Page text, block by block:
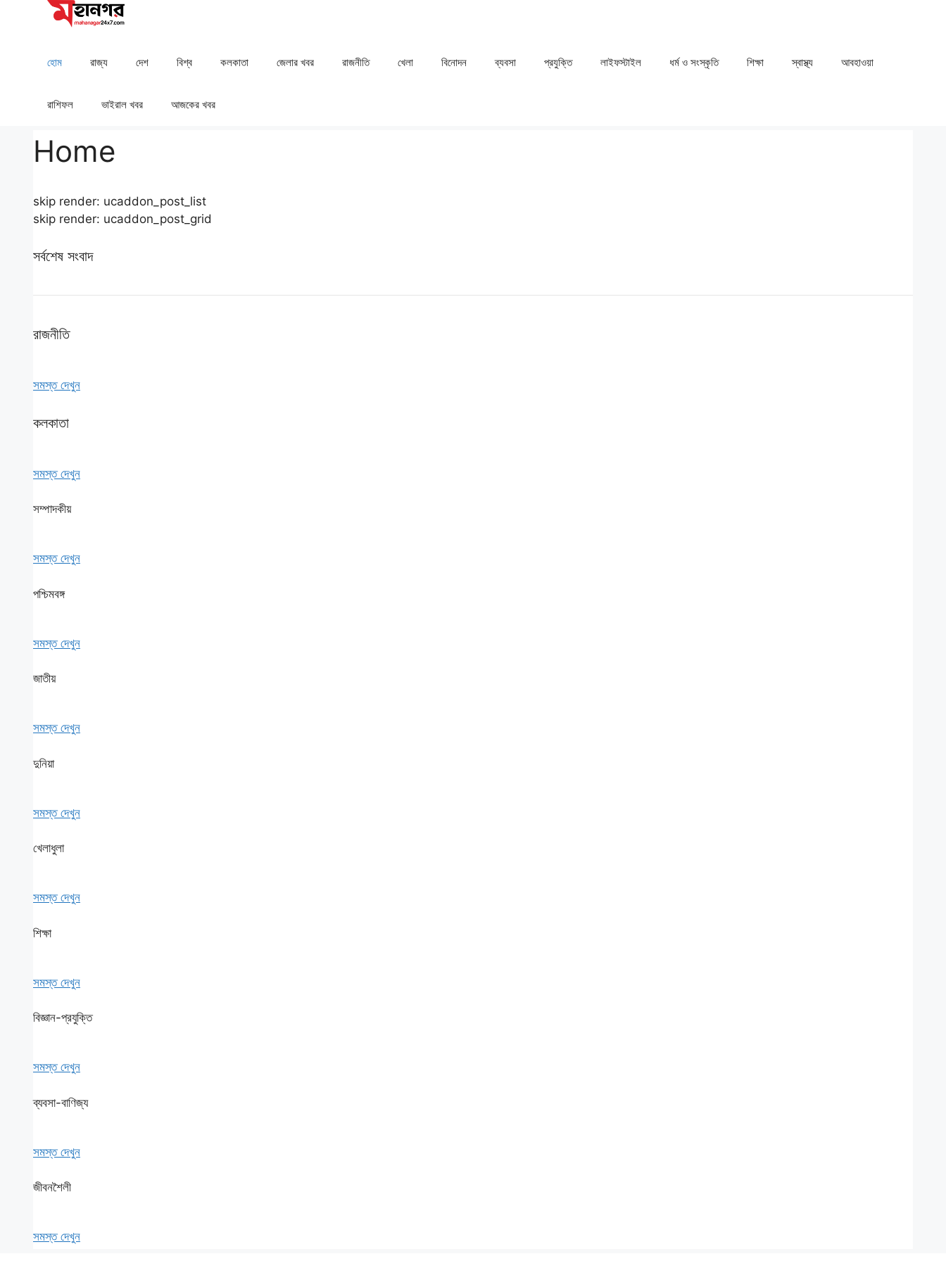
হোম রাজ্য দেশ ⁠বিশ্ব কলকাতা ⁠⁠জেলার খবর রাজনীতি খেলা ⁠বিনোদন ব্যবসা প্রযুক্তি লাইফস্টাইল ধর্ম ও সংস্কৃতি ⁠⁠শিক্ষা ⁠⁠স্বাস্থ্য ⁠⁠আবহাওয়া
রাশিফল ⁠⁠ভাইরাল খবর আজকের খবর
Home
skip render: ucaddon_post_list
skip render: ucaddon_post_grid
সর্বশেষ সংবাদ
রাজনীতি
সমস্ত দেখুন
কলকাতা
সমস্ত দেখুন
সম্পাদকীয়
সমস্ত দেখুন
পশ্চিমবঙ্গ
সমস্ত দেখুন
জাতীয়
সমস্ত দেখুন
দুনিয়া
সমস্ত দেখুন
খেলাধুলা
সমস্ত দেখুন
শিক্ষা
সমস্ত দেখুন
বিজ্ঞান-প্রযুক্তি
সমস্ত দেখুন
ব্যবসা-বাণিজ্য
সমস্ত দেখুন
জীবনশৈলী
সমস্ত দেখুন